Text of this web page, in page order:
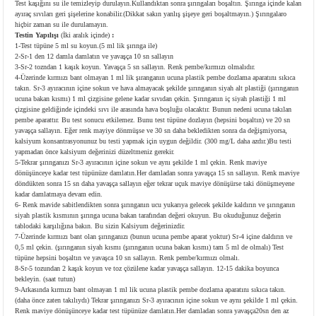
Test kaşığını su ile temizleyip durulayın.Kullandıktan sonra şırıngaları boşaltın. Şırınga içinde kalan
ayıraç sıvıları geri şişelerine konabilir.(Dikkat sakın yanlış şişeye geri boşaltmayın.) Şırıngalaro
hiçbir zaman su ile durulamayın.
Testin Yapılışı (İki aralık içinde) :
1-Test tüpüne 5 ml su koyun.(5 ml lik şırınga ile)
2-Sr-1 den 12 damla damlatın ve yavaşça 10 sn sallayın
3-Sr-2 tozndan 1 kaşık koyun. Yavaşça 5 sn sallayın. Renk pembe/kırmızı olmalıdır.
4-Üzerinde kırmızı bant olmayan 1 ml lik şıranganın ucuna plastik pembe dozlama aparatını sıkıca
takın. Sr-3 ayıracının içine sokun ve hava almayacak şekilde şırınganın siyah alt plastiği (şırınganın
ucuna bakan kısmı) 1 ml çizgisine gelene kadar sıvıdan çekin. Şırınganın iç siyah plastiği 1 ml
çizgisine geldiğinde içindeki sıvı ile arasında hava boşluğu olacaktır. Bunun nedeni ucuna takılan
pembe aparattır. Bu test sonucu etkilemez. Bunu test tüpüne dozlayın (hepsini boşaltın) ve 20 sn
yavaşça sallayın. Eğer renk mayiye dönmüşse ve 30 sn daha bekledikten sonra da değişmiyorsa,
kalsiyum konsantrasyonunuz bu testi yapmak için uygun değildir. (300 mg/L daha azdır.)Bu testi
yapmadan önce kalsiyum değerinizi düzeltmeniz gerekir.
5-Tekrar şırınganızı Sr-3 ayıracının içine sokun ve aynı şekilde 1 ml çekin. Renk maviye
dönüşünceye kadar test tüpünüze damlatın.Her damladan sonra yavaşça 15 sn sallayın. Renk maviye
döndükten sonra 15 sn daha yavaşça sallayın eğer tekrar uçuk maviye dönüşürse taki dönüşmeyene
kadar damlatmaya devam edin.
6- Renk mavide sabitlendikten sonra şırınganın ucu yukarıya gelecek şekilde kaldırın ve şırınganın
siyah plastik kısmının şırınga ucuna bakan tarafından değeri okuyun. Bu okuduğunuz değerin
tablodaki karşılığına bakın. Bu sizin Kalsiyum değerinizdir.
7-Üzerinde kırmızı bant olan şırınganızı (bunun ucuna pembe aparat yoktur) Sr-4 içine daldırın ve
0,5 ml çekin. (şırınganın siyah kısmı (şırınganın ucuna bakan kısmı) tam 5 ml de olmalı) Test
tüpüne hepsini boşaltın ve yavaşca 10 sn sallayın. Renk pembe/kırmızı olmalı.
8-Sr-5 tozundan 2 kaşık koyun ve toz çözülene kadar yavaşça sallayın. 12-15 dakika boyunca
bekleyin. (saat tutun)
9-Arkasında kırmızı bant olmayan 1 ml lik ucuna plastik pembe dozlama aparatını sıkıca takın.
(daha önce zaten takılıydı) Tekrar şırınganızı Sr-3 ayıracının içine sokun ve aynı şekilde 1 ml çekin.
Renk maviye dönüşünceye kadar test tüpünüze damlatın.Her damladan sonra yavaşça20sn den az